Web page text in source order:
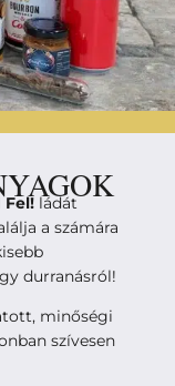
Fel! ládát
a számára
durranásról!
minőségi
szívesen